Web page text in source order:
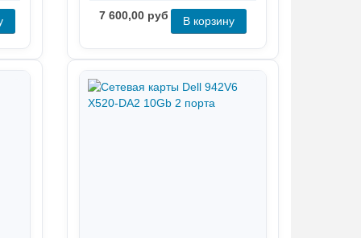
7 600,00 руб